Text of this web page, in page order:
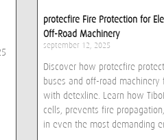
protecfire Fire Protection for
Off-Road Machinery
september 12, 2025
Discover how protecfire
buses and off-road machinery
with detexline. Learn how
cells, prevents fire
in even the most demanding